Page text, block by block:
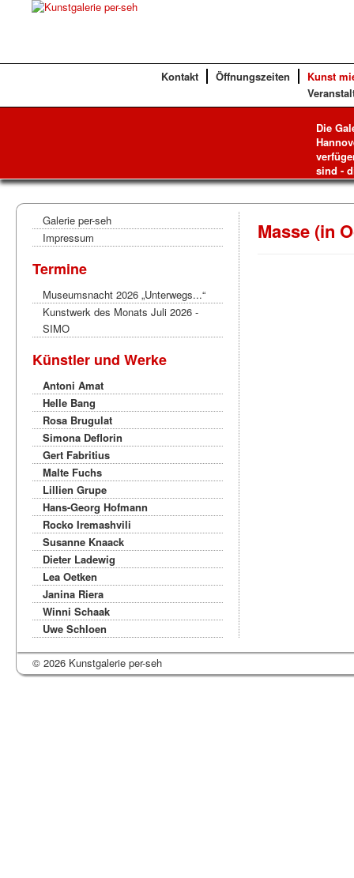
Kontakt Öffnungszeiten
Kunst
Die
sind -
Galerie per-seh
Impressum
Termine
Museumsnacht 2026 „Unterwegs...“
Kunstwerk des Monats Juli 2026 -
SIMO
Künstler und Werke
Antoni Amat
Helle Bang
Rosa Brugulat
Simona Deflorin
Gert Fabritius
Malte Fuchs
Lillien Grupe
Hans-Georg Hofmann
Rocko Iremashvili
Susanne Knaack
Dieter Ladewig
Lea Oetken
Janina Riera
Winni Schaak
Uwe Schloen
Masse (in
© 2026 Kunstgalerie per-seh